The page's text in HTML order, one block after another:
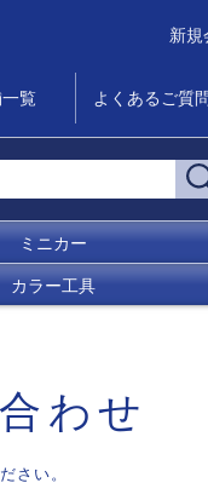
新規
覧 よくあるご質
ミニカー
カラー工具
わせ
さい。